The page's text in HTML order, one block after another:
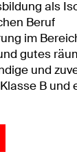
als
Beruf
im
gutes
und
B und